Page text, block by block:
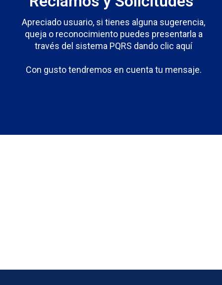
Apreciado usuario, si tienes alguna sugerencia,
queja o reconocimiento puedes presentarla a
través del sistema PQRS dando clic aquí
Con gusto tendremos en cuenta tu mensaje.